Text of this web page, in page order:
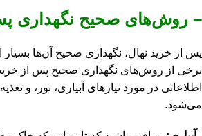
– روش‌های صحیح نگهداری
پس از خرید نهال، نگهداری صحیح آن‌ها بسیار
برخی از روش‌های نگهداری صحیح پس از
اطلاعاتی در مورد نیازهای آبیاری، نور، و
می‌شود.